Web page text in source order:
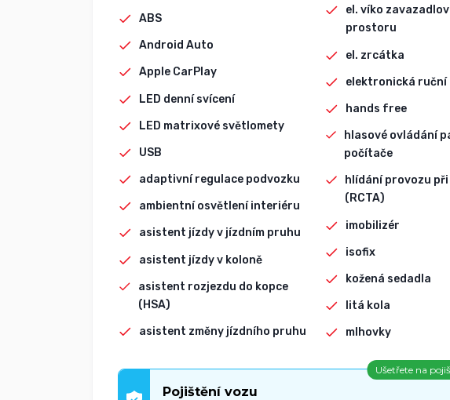
ABS
Android Auto
Apple CarPlay
LED denní svícení
LED matrixové světlomety
USB
adaptivní regulace podvozku
ambientní osvětlení interiéru
asistent jízdy v jízdním pruhu
asistent jízdy v koloně
asistent rozjezdu do kopce
(HSA)
asistent změny jízdního pruhu
el. víko
prostoru
el. zrcátka
elektronická ruční
hands free
hlasové ovládání
počítače
hlídání provozu
(RCTA)
imobilizér
isofix
kožená sedadla
litá kola
mlhovky
Ušetřete na
Pojištění vozu